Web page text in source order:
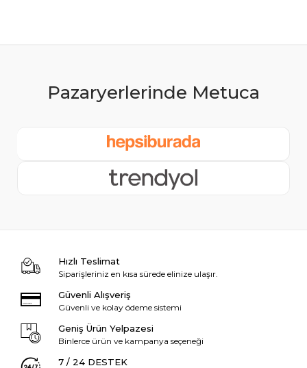
Hızlı Teslimat
Siparişleriniz en kısa sürede elinize ulaşır.
Güvenli Alışveriş
Güvenli ve kolay ödeme sistemi
Geniş Ürün Yelpazesi
Binlerce ürün ve kampanya seçeneği
7 / 24 DESTEK